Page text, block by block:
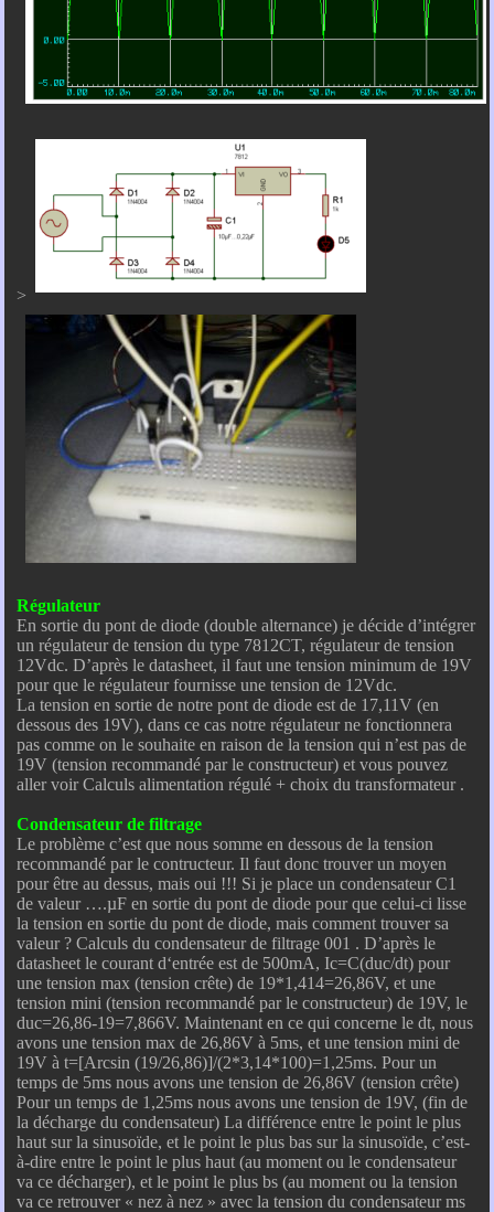
>
Régulateur
En sortie du pont de diode (double alternance) je décide d’intégrer
un régulateur de tension du type 7812CT, régulateur de tension
12Vdc. D’après le datasheet, il faut une tension minimum de 19V
pour que le régulateur fournisse une tension de 12Vdc.
La tension en sortie de notre pont de diode est de 17,11V (en
dessous des 19V), dans ce cas notre régulateur ne fonctionnera
pas comme on le souhaite en raison de la tension qui n’est pas de
19V (tension recommandé par le constructeur) et vous pouvez
aller voir Calculs alimentation régulé + choix du transformateur .
Condensateur de filtrage
Le problème c’est que nous somme en dessous de la tension
recommandé par le contructeur. Il faut donc trouver un moyen
pour être au dessus, mais oui !!! Si je place un condensateur C1
de valeur ….µF en sortie du pont de diode pour que celui-ci lisse
la tension en sortie du pont de diode, mais comment trouver sa
valeur ? Calculs du condensateur de filtrage 001 . D’après le
datasheet le courant d‘entrée est de 500mA, Ic=C(duc/dt) pour
une tension max (tension crête) de 19*1,414=26,86V, et une
tension mini (tension recommandé par le constructeur) de 19V, le
duc=26,86-19=7,866V. Maintenant en ce qui concerne le dt, nous
avons une tension max de 26,86V à 5ms, et une tension mini de
19V à t=[Arcsin (19/26,86)]/(2*3,14*100)=1,25ms. Pour un
temps de 5ms nous avons une tension de 26,86V (tension crête)
Pour un temps de 1,25ms nous avons une tension de 19V, (fin de
la décharge du condensateur) La différence entre le point le plus
haut sur la sinusoïde, et le point le plus bas sur la sinusoïde, c’est-
à-dire entre le point le plus haut (au moment ou le condensateur
va ce décharger), et le point le plus bs (au moment ou la tension
va ce retrouver « nez à nez » avec la tension du condensateur ms